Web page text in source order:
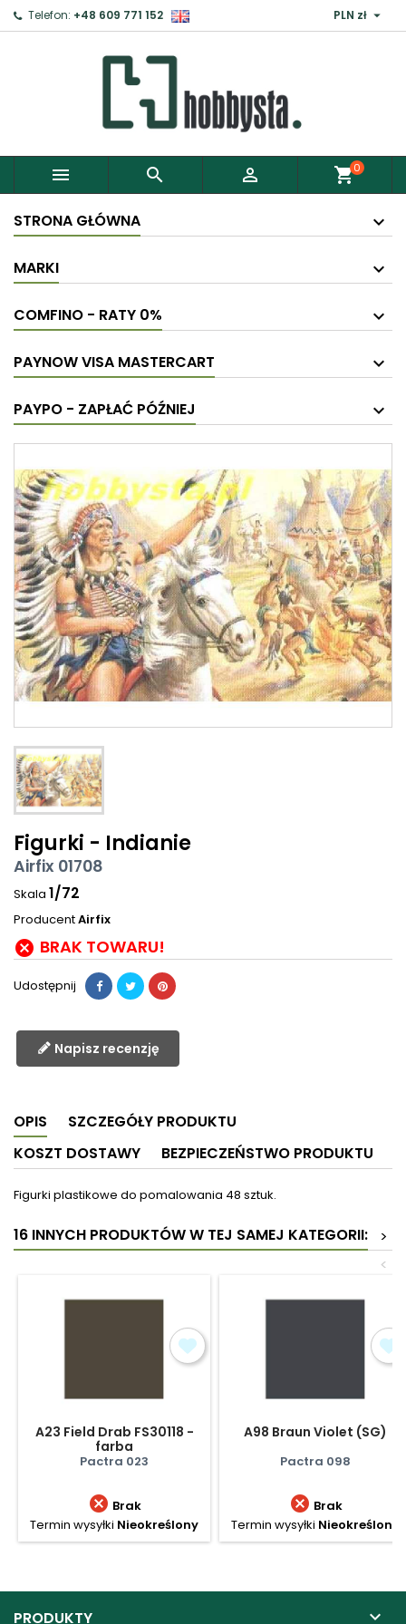
Telefon: +48 609 771 152 PLN zł 
   shopping_cart0
STRONA GŁÓWNA
MARKI
COMFINO - RATY 0%
PAYNOW VISA MASTERCART
PAYPO - ZAPŁAĆ PÓŹNIEJ
Figurki - Indianie
Airfix 01708
Skala 1/72
ProducentAirfix
 BRAK TOWARU!
Udostępnij
Napisz recenzję
OPIS
SZCZEGÓŁY PRODUKTU
KOSZT DOSTAWY
BEZPIECZEŃSTWO PRODUKTU
Figurki plastikowe do pomalowania 48 sztuk.
16 INNYCH PRODUKTÓW W TEJ SAMEJ KATEGORII:
>
<
A23 Field Drab FS30118 -
farba
Pactra 023
 Brak
Termin wysyłki Nieokreślony
A98 Braun Violet (SG)
Pactra 098
 Brak
Termin wysyłki Nieokreślony
PRODUKTY 